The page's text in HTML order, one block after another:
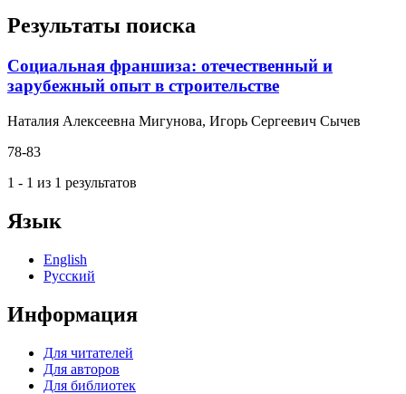
Результаты поиска
Социальная франшиза: отечественный и
зарубежный опыт в строительстве
Наталия Алексеевна Мигунова, Игорь Сергеевич Сычев
78-83
1 - 1 из 1 результатов
Язык
English
Русский
Информация
Для читателей
Для авторов
Для библиотек